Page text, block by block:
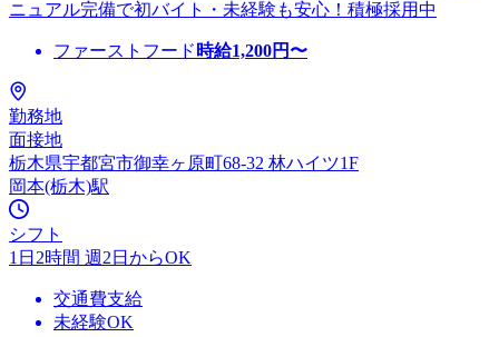
ニュアル完備で初バイト・未経験も安心！積極採用中
ファーストフード 時給1,200円〜
勤務地
面接地
栃木県宇都宮市御幸ヶ原町68-32 林ハイツ1F
岡本(栃木)駅
シフト
1日2時間 週2日からOK
交通費支給
未経験OK